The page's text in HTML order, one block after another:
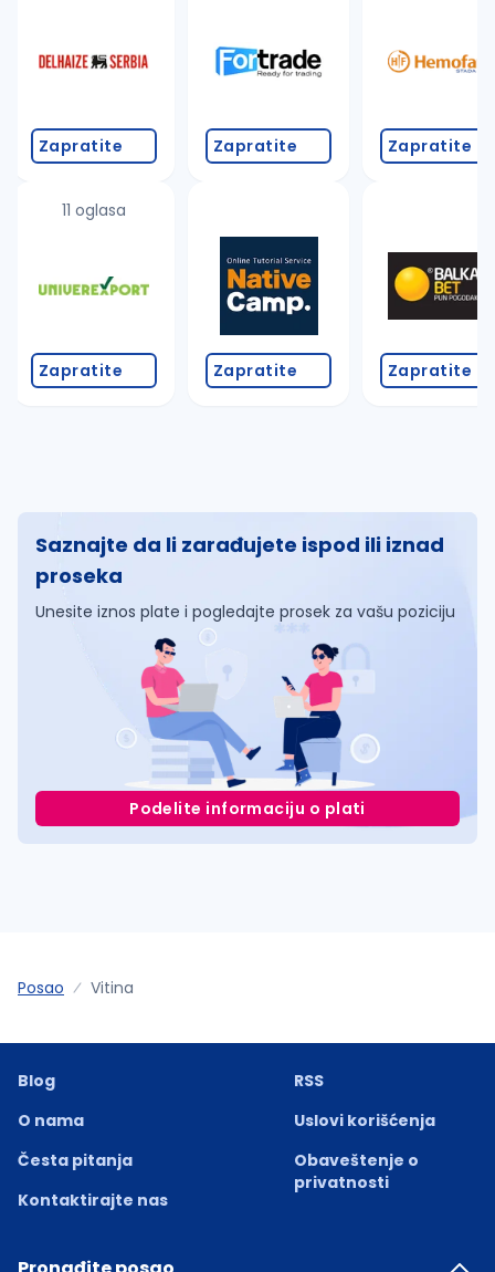
Zapratite
11 oglasa
Zapratite
Zapratite
Zapratite
Zapratite
Zapratite
Saznajte da li zarađujete ispod ili iznad
proseka
Unesite iznos plate i pogledajte prosek za vašu poziciju
Podelite informaciju o plati
Posao Vitina
Blog
O nama
Česta pitanja
Kontaktirajte nas
RSS
Uslovi korišćenja
Obaveštenje o
privatnosti